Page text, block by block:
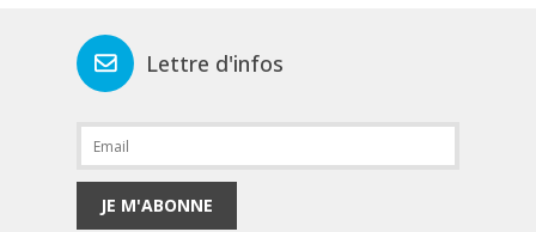
Lettre d'infos
JE M'ABONNE